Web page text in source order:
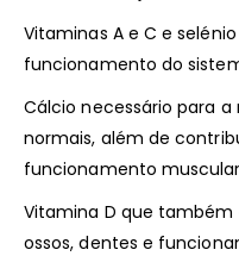
Vitaminas A e C e
funcionamento do
Cálcio necessário para
normais, além de
funcionamento
Vitamina D que
ossos, dentes e